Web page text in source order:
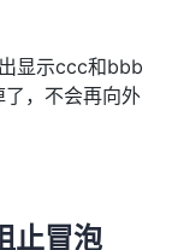
显示ccc和bbb
，不会再向外
止冒泡